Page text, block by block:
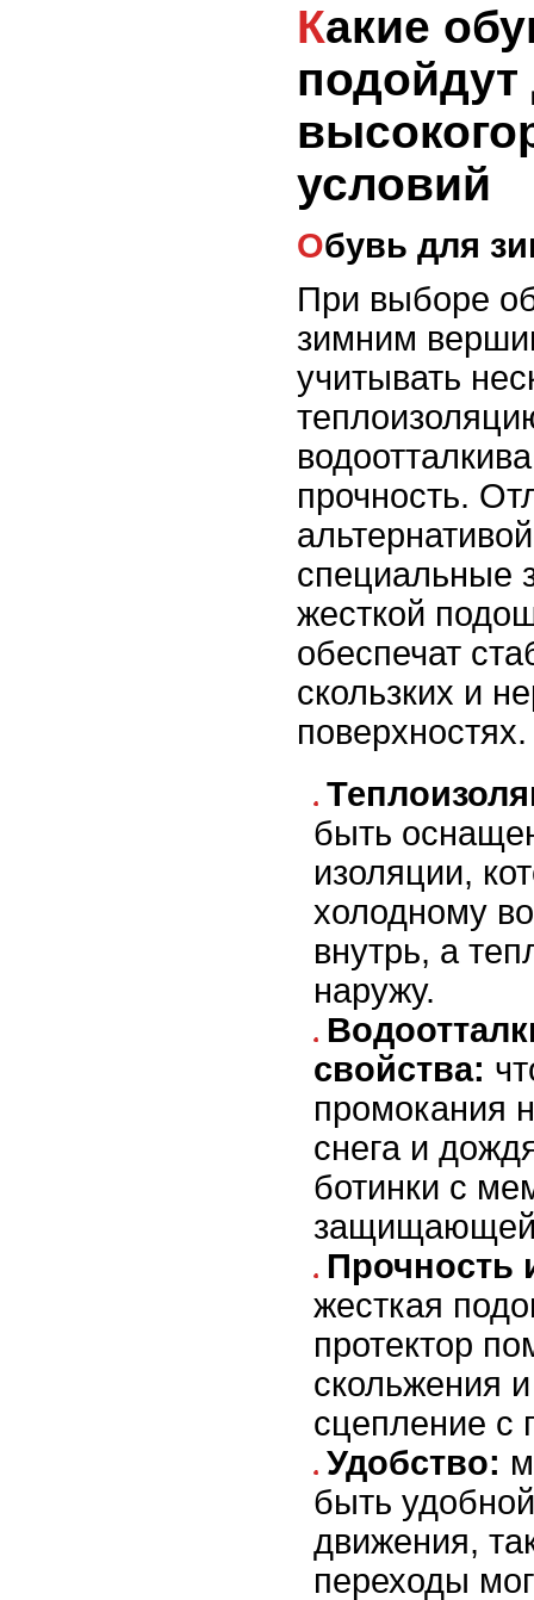
Какие обувь и носки
подойдут
условий
Обувь для
При выборе
зимним
учитывать
прочность.
специальные
жесткой
обеспечат
скользких и
поверхностях.
быть
изоляции,
холодному
внутрь, а
наружу.
свойства:
промокания
снега и
ботинки с
защищающей
Прочность
жесткая
протектор
скольжения
сцепление с
Удобство:
быть
движения,
переходы